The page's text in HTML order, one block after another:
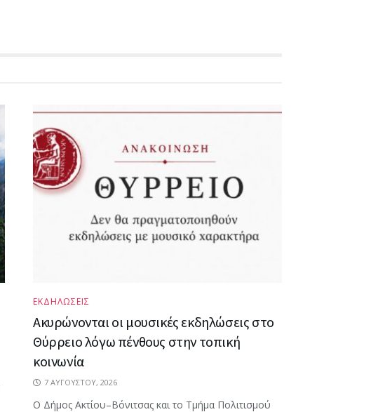
ΕΚΔΗΛΩΣΕΙΣ
Ακυρώνονται οι μουσικές εκδηλώσεις στο
Θύρρειο λόγω πένθους στην τοπική
κοινωνία
7 ΑΥΓΟΎΣΤΟΥ, 2026
Ο Δήμος Ακτίου–Βόνιτσας και το Τμήμα Πολιτισμού